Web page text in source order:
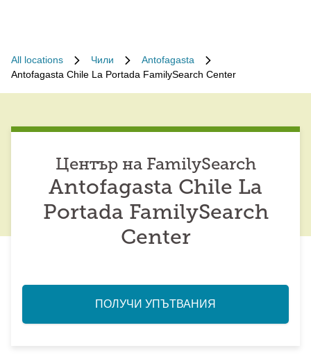
All locations Чили
Antofagasta
Antofagasta Chile La Portada FamilySearch Center
Център на FamilySearch
Antofagasta Chile La
Portada FamilySearch
Center
ПОЛУЧИ УПЪТВАНИЯ